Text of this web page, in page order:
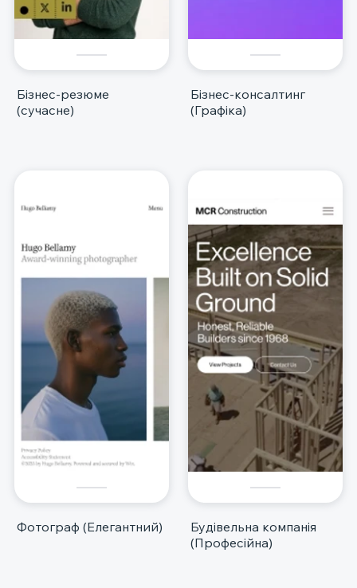
Бізнес-резюме
(сучасне)
Бізнес-консалтинг
(Графіка)
Фотограф (Елегантний)
Будівельна компанія
(Професійна)